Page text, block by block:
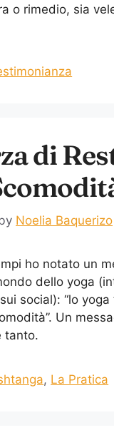
o rimedio, sia
di
Noelia Baquerizo
ho notato un
dello yoga
social): “lo
Un
tanto.
, La Pratica